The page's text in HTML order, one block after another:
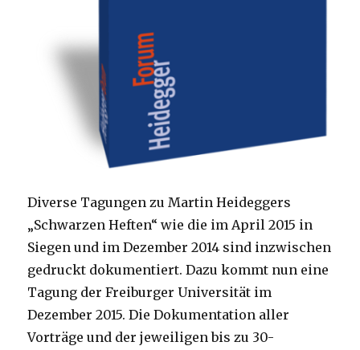
Diverse Tagungen zu Martin Heideggers
„Schwarzen Heften“ wie die im April 2015 in
Siegen und im Dezember 2014 sind inzwischen
gedruckt dokumentiert. Dazu kommt nun eine
Tagung der Freiburger Universität im
Dezember 2015. Die Dokumentation aller
Vorträge und der jeweiligen bis zu 30-